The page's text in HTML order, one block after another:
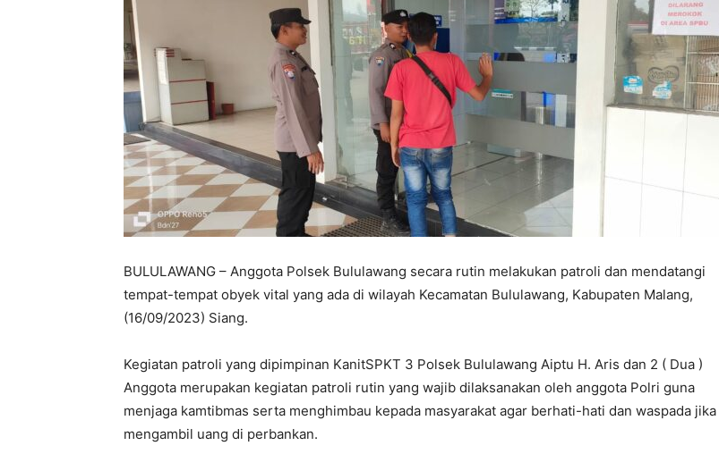
BULULAWANG – Anggota Polsek Bululawang secara rutin melakukan patroli dan mendatangi
tempat-tempat obyek vital yang ada di wilayah Kecamatan Bululawang, Kabupaten Malang,
(16/09/2023) Siang.
Kegiatan patroli yang dipimpinan KanitSPKT 3 Polsek Bululawang Aiptu H. Aris dan 2 ( Dua )
Anggota merupakan kegiatan patroli rutin yang wajib dilaksanakan oleh anggota Polri guna
menjaga kamtibmas serta menghimbau kepada masyarakat agar berhati-hati dan waspada jika
mengambil uang di perbankan.